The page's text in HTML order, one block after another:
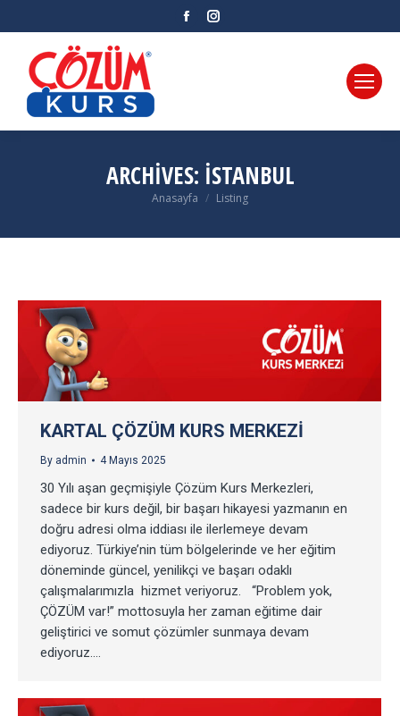
Facebook
ARCHIVES: İSTANBUL
You are here:
Anasayfa Listing
KARTAL ÇÖZÜM KURS MERKEZI
By admin 4 Mayıs 2025
30 Yılı aşan geçmişiyle Çözüm Kurs Merkezleri,
sadece bir kurs değil, bir başarı hikayesi yazmanın en
doğru adresi olma iddiası ile ilerlemeye devam
ediyoruz. Türkiye’nin tüm bölgelerinde ve her eğitim
döneminde güncel, yenilikçi ve başarı odaklı
çalışmalarımızla hizmet veriyoruz. “Problem yok,
ÇÖZÜM var!” mottosuyla her zaman eğitime dair
geliştirici ve somut çözümler sunmaya devam
ediyoruz.…